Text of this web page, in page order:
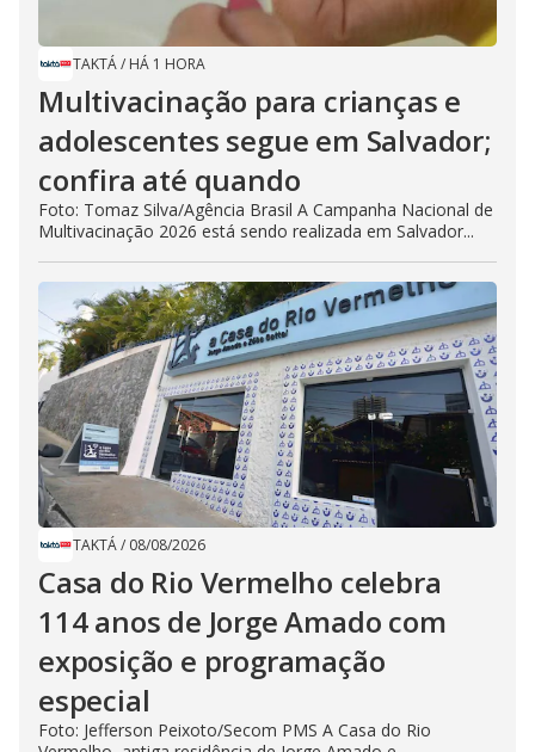
TAKTÁ/ HÁ 1 HORA
Multivacinação para crianças e
adolescentes segue em Salvador;
confira até quando
Foto: Tomaz Silva/Agência Brasil A Campanha Nacional de
Multivacinação 2026 está sendo realizada em Salvador...
TAKTÁ/ 08/08/2026
Casa do Rio Vermelho celebra
114 anos de Jorge Amado com
exposição e programação
especial
Foto: Jefferson Peixoto/Secom PMS A Casa do Rio